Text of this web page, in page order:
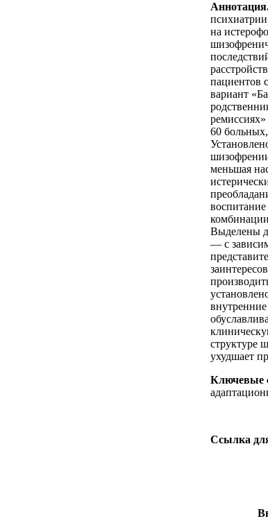
на
пациентов
вариант
60
меньшая
Выделены
— с
структуре
ухудшает
Ключевые
Ссылка